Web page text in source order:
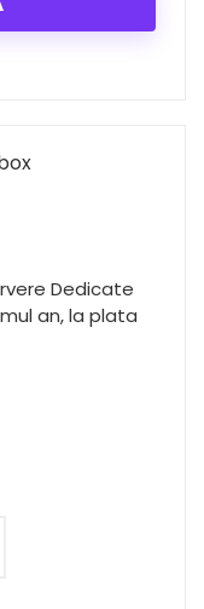
Dedicate
an, la plata